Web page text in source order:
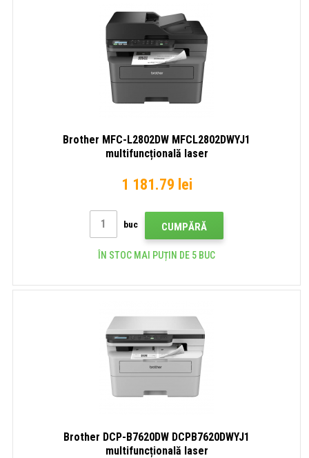
Brother MFC-L2802DW MFCL2802DWYJ1
multifuncțională laser
1 181.79 lei
buc CUMPĂRĂ
ÎN STOC MAI PUȚIN DE 5 BUC
Brother DCP-B7620DW DCPB7620DWYJ1
multifuncțională laser